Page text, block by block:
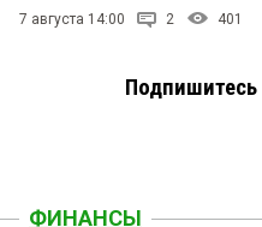
7 августа 14:00 2 401
Подпишитесь
ФИНАНСЫ